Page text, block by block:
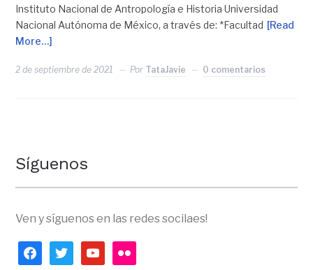
Instituto Nacional de Antropología e Historia Universidad
Nacional Autónoma de México, a través de: *Facultad [Read
More…]
2 de septiembre de 2021 Por TataJavie 0 comentarios
Síguenos
Ven y síguenos en las redes socilaes!
facebooktwitteryoutubeflickr